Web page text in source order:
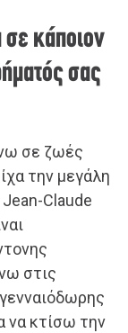
σε κάποιον
σας
σε ζωές
την μεγάλη
Claude
στις
να κτίσω την